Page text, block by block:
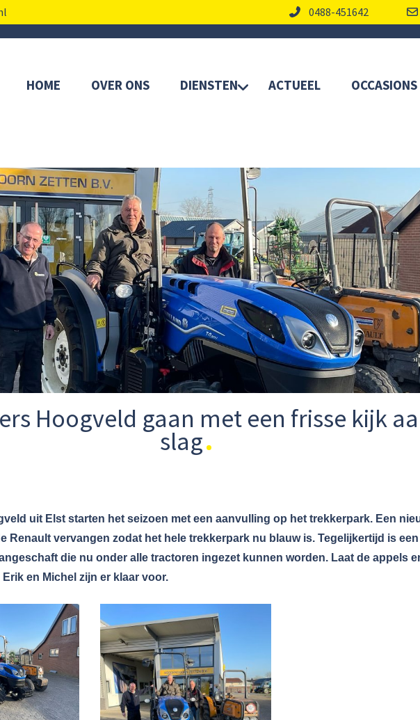
0488-451642
HOME OVER ONS DIENSTEN ACTUEEL OCCASIONS
Hoogveld gaan met een frisse kijk
slag
uit Elst starten het seizoen met een aanvulling op het trekkerpark. Een
Renault vervangen zodat het hele trekkerpark nu blauw is. Tegelijkertijd is
die nu onder alle tractoren ingezet kunnen worden. Laat de appels
en Michel zijn er klaar voor.